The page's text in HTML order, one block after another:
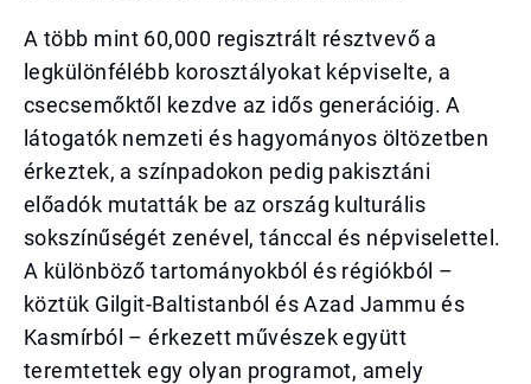
A több mint 60,000 regisztrált résztvevő a
legkülönfélébb korosztályokat képviselte, a
csecsemőktől kezdve az idős generációig. A
látogatók nemzeti és hagyományos öltözetben
érkeztek, a színpadokon pedig pakisztáni
előadók mutatták be az ország kulturális
sokszínűségét zenével, tánccal és népviselettel.
A különböző tartományokból és régiókból –
köztük Gilgit-Baltistanból és Azad Jammu és
Kasmírból – érkezett művészek együtt
teremtettek egy olyan programot, amely